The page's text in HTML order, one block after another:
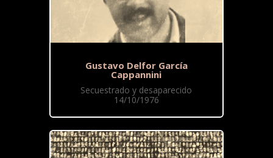
Gustavo Delfor García
Cappannini
Secuestrado y desaparecido
14/10/1976